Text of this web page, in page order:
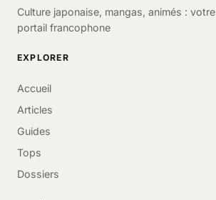
Culture japonaise, mangas, animés : votre
portail francophone
EXPLORER
Accueil
Articles
Guides
Tops
Dossiers